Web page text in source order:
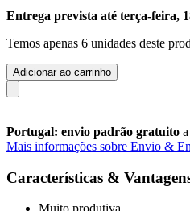
Entrega prevista até terça-feira,
Temos apenas 6 unidades deste
Adicionar ao carrinho
Portugal: envio padrão gratuito
Mais informações sobre Envio &
Características &